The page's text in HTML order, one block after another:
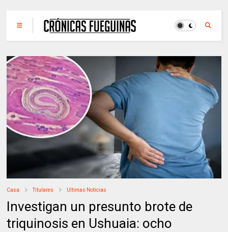
Casa Titulares Ultimas Noticias
Investigan un presunto brote de
triquinosis en Ushuaia: ocho